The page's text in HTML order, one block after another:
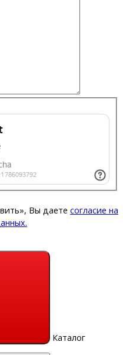
Вы даете согласие на
Каталог